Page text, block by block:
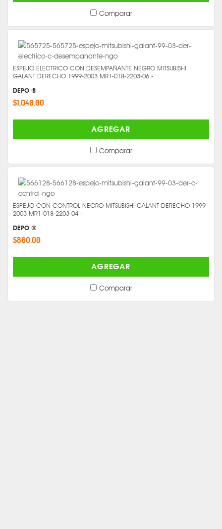
Comparar
ESPEJO ELECTRICO CON DESEMPAÑANTE NEGRO MITSUBISHI
GALANT DERECHO 1999-2003 MR1-018-2203-06 -
DEPO ®
$1,040.00
AGREGAR
Comparar
ESPEJO CON CONTROL NEGRO MITSUBISHI GALANT DERECHO 1999-
2003 MR1-018-2203-04 -
DEPO ®
$860.00
AGREGAR
Comparar